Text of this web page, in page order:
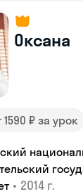
Оксана
1590 ₽ за урок
• 2014 г.